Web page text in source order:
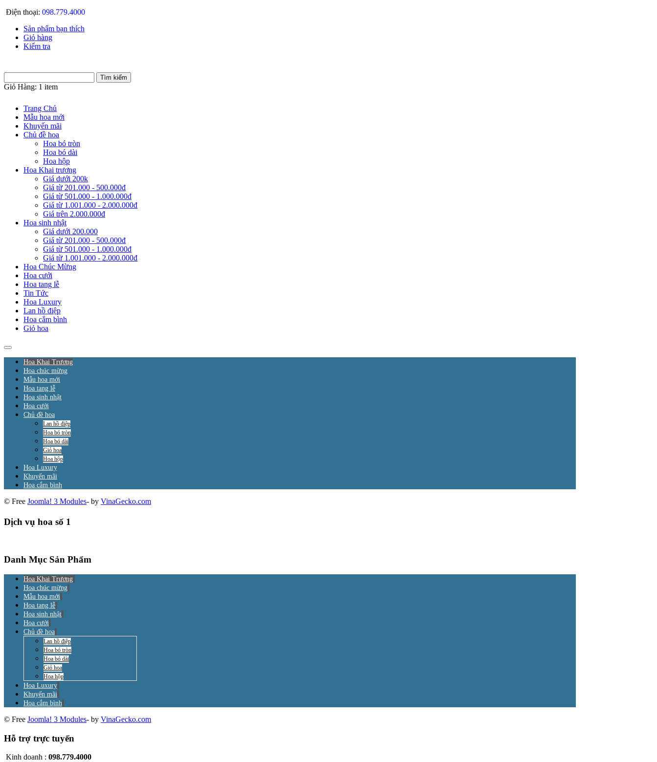
Điện thoại: 098.779.4000
Sản phẩm bạn thích
Giỏ hàng
Kiểm tra
Giỏ Hàng: 1 item
Trang Chủ
Mẫu hoa mới
Khuyến mãi
Chủ đề hoa
Hoa bó tròn
Hoa bó dài
Hoa hộp
Hoa Khai trương
Giá dưới 200k
Giá từ 201.000 - 500.000đ
Giá từ 501.000 - 1.000.000đ
Giá từ 1.001.000 - 2.000.000đ
Giá trên 2.000.000đ
Hoa sinh nhật
Giá dưới 200.000
Giá từ 201.000 - 500.000đ
Giá từ 501.000 - 1.000.000đ
Giá từ 1.001.000 - 2.000.000đ
Hoa Chúc Mừng
Hoa cưới
Hoa tang lễ
Tin Tức
Hoa Luxury
Lan hồ điệp
Hoa cắm bình
Giỏ hoa
Hoa Khai Trương
Hoa chúc mừng
Mẫu hoa mới
Hoa tang lễ
Hoa sinh nhật
Hoa cưới
Chủ đề hoa
Lan hồ điệp
Hoa bó tròn
Hoa bó dài
Giỏ hoa
Hoa hộp
Hoa Luxury
Khuyến mãi
Hoa cắm bình
© Free Joomla! 3 Modules- by VinaGecko.com
Dịch vụ hoa số 1
Danh Mục Sản Phẩm
Hoa Khai Trương
Hoa chúc mừng
Mẫu hoa mới
Hoa tang lễ
Hoa sinh nhật
Hoa cưới
Chủ đề hoa
Lan hồ điệp
Hoa bó tròn
Hoa bó dài
Giỏ hoa
Hoa hộp
Hoa Luxury
Khuyến mãi
Hoa cắm bình
© Free Joomla! 3 Modules- by VinaGecko.com
Hỗ trợ trực tuyến
Kinh doanh : 098.779.4000